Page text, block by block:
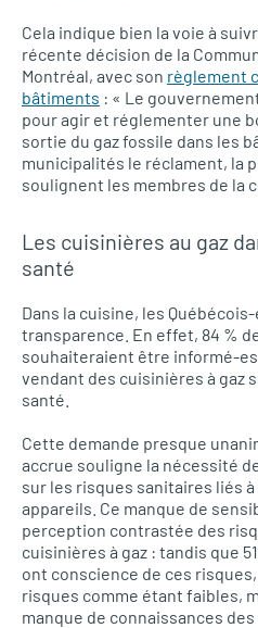
Cela indique bien la voie à
récente décision de la
Montréal, avec son règlement
bâtiments : « Le
pour agir et réglementer une
sortie du gaz fossile dans les
municipalités le réclament, la
soulignent les membres de la
Les cuisinières au gaz
santé
Dans la cuisine, les
transparence. En effet, 84 %
souhaiteraient être informé-
vendant des cuisinières à gaz
santé.
Cette demande presque
accrue souligne la nécessité
sur les risques sanitaires liés
appareils. Ce manque de
perception contrastée des
cuisinières à gaz : tandis que
ont conscience de ces
risques comme étant faibles,
manque de connaissances des